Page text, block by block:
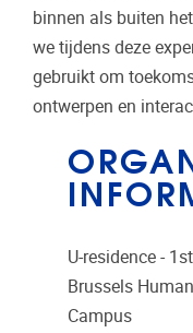
binnen als buiten
we tijdens deze
gebruikt om
ontwerpen en
U-residence -
Brussels
Campus